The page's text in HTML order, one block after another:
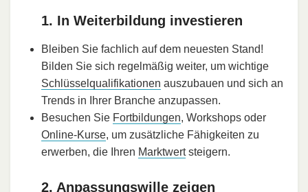
1. In Weiterbildung investieren
Bleiben Sie fachlich auf dem neuesten Stand!
Bilden Sie sich regelmäßig weiter, um wichtige
Schlüsselqualifikationen auszubauen und sich an
Trends in Ihrer Branche anzupassen.
Besuchen Sie Fortbildungen, Workshops oder
Online-Kurse, um zusätzliche Fähigkeiten zu
erwerben, die Ihren Marktwertsteigern.
2. Anpassungswille zeigen